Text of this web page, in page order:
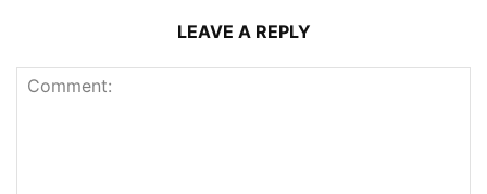
LEAVE A REPLY